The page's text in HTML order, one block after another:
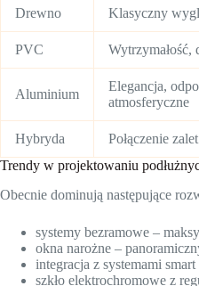
Drewno Klasyczny
PVC Wytrzymałość,
Aluminium
Elegancja,
atmosferyczne
Hybryda
Połączenie
Trendy w projektowaniu
Obecnie dominują następujące
systemy bezramowe –
okna narożne –
integracja z systemami smart
szkło elektrochromowe z